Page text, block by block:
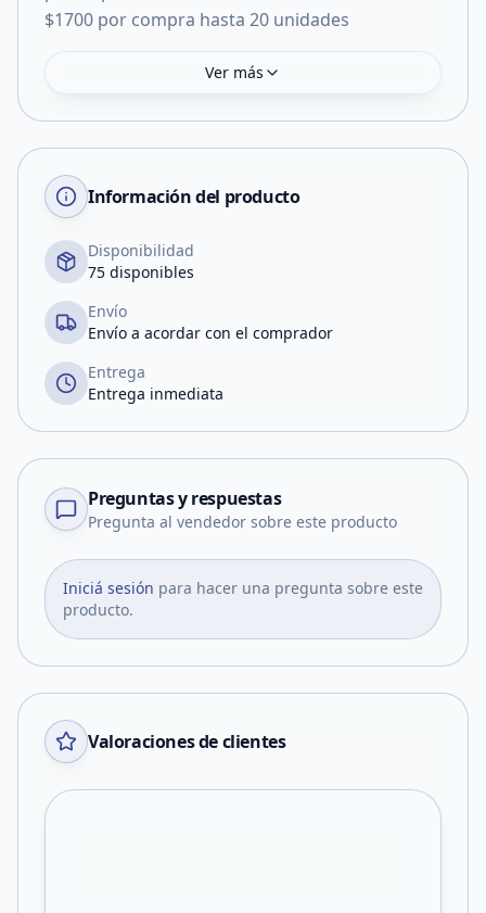
$1700 por compra hasta 20 unidades
Ver más
Información del producto
Disponibilidad
75 disponibles
Envío
Envío a acordar con el comprador
Entrega
Entrega inmediata
Preguntas y respuestas
Pregunta al vendedor sobre este producto
Iniciá sesión para hacer una pregunta sobre este
producto.
Valoraciones de clientes